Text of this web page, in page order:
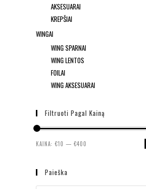
AKSESUARAI
KREPŠIAI
WINGAI
WING SPARNAI
WING LENTOS
FOILAI
WING AKSESUARAI
Filtruoti Pagal Kainą
KAINA: €10 — €400
Paieška